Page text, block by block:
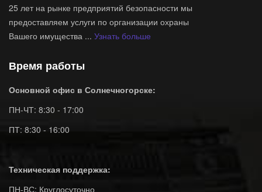
25 лет на рынке предприятий безопасности мы
предоставляем услуги по организации охраны
Вашего имущества ... Узнать больше
Время работы
Основной офис в Солнечногорске:
ПН-ЧТ: 8:30 - 17:00
ПТ: 8:30 - 16:00
Техническая поддержка:
ПН-ВС: Круглосуточно